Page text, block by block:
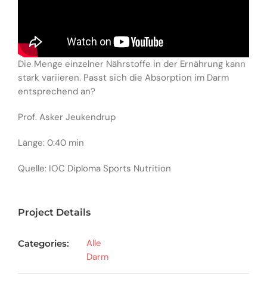
Die Menge einzelner Nährstoffe in der Ernährung kann
stark variieren. Passt sich die Absorption im Darm
entsprechend an?
Prof. Asker Jeukendrup
Länge: 0:40 min
Quelle: IOC Diploma Sports Nutrition
Project Details
Categories:
Alle
Darm